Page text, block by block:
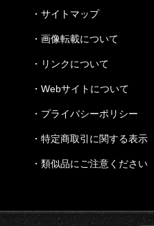
・ サイトマップ
・ 画像転載について
・ リンクについて
・ Webサイトについて
・ プライバシーポリシー
・ 特定商取引に関する表示
・ 類似品にご注意ください